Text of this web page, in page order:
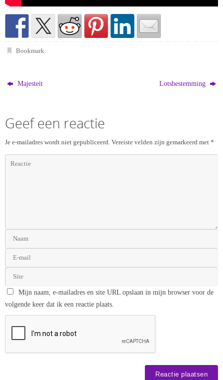
Bookmark.
Majesteit Lotsbestemming
Geef een reactie
Je e-mailadres wordt niet gepubliceerd. Vereiste velden zijn gemarkeerd met *
Mijn naam, e-mailadres en site URL opslaan in mijn browser voor de
volgende keer dat ik een reactie plaats.